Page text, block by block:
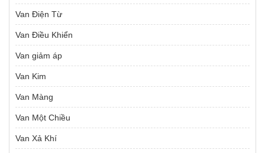
Van Điện Từ
Van Điều Khiển
Van giảm áp
Van Kim
Van Màng
Van Một Chiều
Van Xả Khí